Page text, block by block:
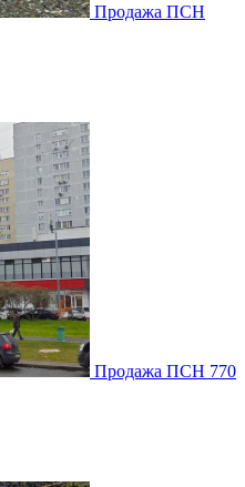
Продажа ПСН
Продажа ПСН 770